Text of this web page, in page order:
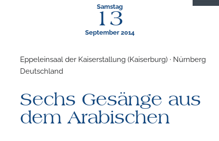
Samstag
13
September 2014
Eppeleinsaal der Kaiserstallung (Kaiserburg) · Nürnberg ·
Deutschland
Sechs Gesänge aus
dem Arabischen